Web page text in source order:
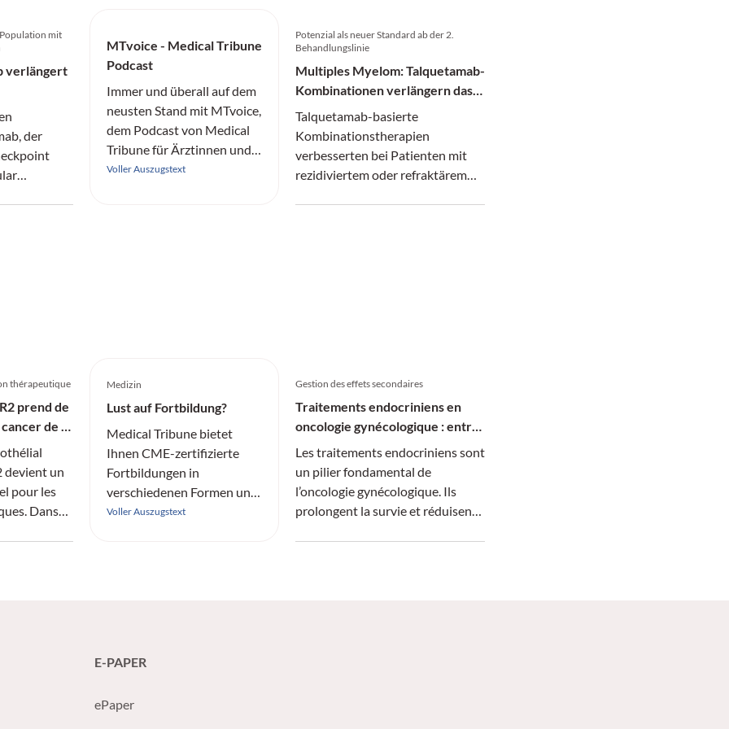
mit
verlängert
der
werden.
MTvoice - Medical Tribune
Podcast
Immer und überall auf dem
neusten Stand mit MTvoice,
dem Podcast von Medical
Tribune für Ärztinnen und
Ärzte.
Voller Auszugstext
Potenzial als neuer Standard ab der 2.
Behandlungslinie
Multiples Myelom: Talquetamab-
Kombinationen verlängern das
Überleben
Talquetamab-basierte
Kombinationstherapien
verbesserten bei Patienten mit
rezidiviertem oder refraktärem
thérapeutique
prend de
de la
devient un
pour les
Dans
Medizin
Lust auf Fortbildung?
Medical Tribune bietet
Ihnen CME-zertifizierte
Fortbildungen in
verschiedenen Formen und
aus allen Fachrichtungen
Voller Auszugstext
Gestion des effets secondaires
Traitements endocriniens en
oncologie gynécologique : entre
efficacité et qualité de vie
Les traitements endocriniens sont
un pilier fondamental de
l’oncologie gynécologique. Ils
prolongent la survie et réduisent
E-PAPER
ePaper